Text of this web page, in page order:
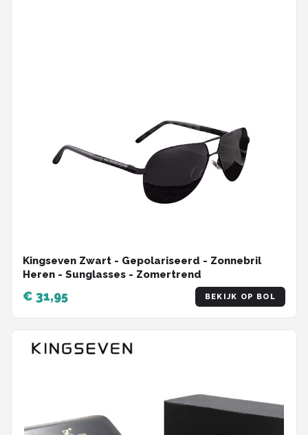
Kingseven Zwart - Gepolariseerd - Zonnebril
Heren - Sunglasses - Zomertrend
€ 31,95 BEKIJK OP BOL